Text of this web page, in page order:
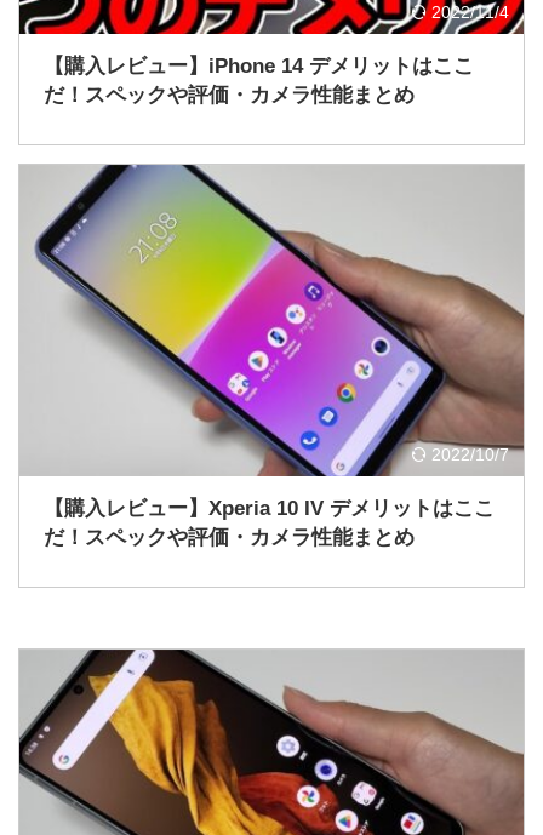
2022/11/4
【購入レビュー】iPhone 14 デメリットはここ
だ！スペックや評価・カメラ性能まとめ
2022/10/7
【購入レビュー】Xperia 10 IV デメリットはここ
だ！スペックや評価・カメラ性能まとめ